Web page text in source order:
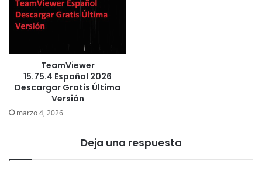
TeamViewer
15.75.4 Español 2026
Descargar Gratis Última
Versión
marzo 4, 2026
Deja una respuesta